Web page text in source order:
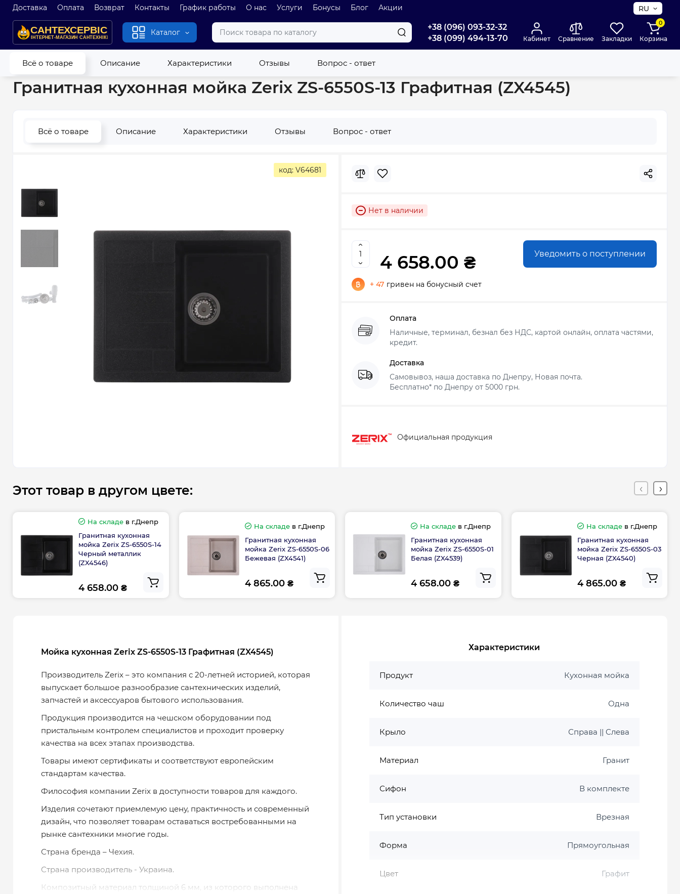
Доставка Оплата Возврат Контакты График работы О нас Услуги Бонусы Блог Акции RU
Каталог
+38 (096) 093-32-32
+38 (099) 494-13-70
Кабинет Сравнение Закладки
0
Корзина
Всё о товаре Описание Характеристики Отзывы Вопрос - ответ
Главная Кухонные мойки Гранитные и кварцевые мойки Гранитная кухонная мойка Zerix ZS-6550S-13 Графитная (ZX4545)
Гранитная кухонная мойка Zerix ZS-6550S-13 Графитная (ZX4545)
Всё о товаре Описание Характеристики Отзывы Вопрос - ответ
код: V64681
Нет в наличии
4 658.00 ₴ Уведомить о поступлении
+ 47 гривен на бонусный счет
Оплата
Наличные, терминал, безнал без НДС, картой онлайн, оплата частями,
кредит.
Доставка
Самовывоз, наша доставка по Днепру, Новая почта.
Бесплатно* по Днепру от 5000 грн.
Официальная продукция
Этот товар в другом цвете:
На складе в г.Днепр
Гранитная кухонная
мойка Zerix ZS-6550S-14
Черный металлик
(ZX4546)
4 658.00 ₴
На складев г.Днепр
Гранитная кухонная
мойка Zerix ZS-6550S-06
Бежевая (ZX4541)
4 865.00 ₴
На складе в г.Днепр
Гранитная кухонная
мойка Zerix ZS-6550S-01
Белая (ZX4539)
4 658.00 ₴
На складев г.Днепр
Гранитная кухонная
мойка Zerix ZS-6550S-03
Черная (ZX4540)
4 865.00 ₴
Мойка кухонная Zerix ZS-6550S-13 Графитная (ZX4545)
Производитель Zerix – это компания с 20-летней историей, которая
выпускает большое разнообразие сантехнических изделий,
запчастей и аксессуаров бытового использования.
Продукция производится на чешском оборудовании под
пристальным контролем специалистов и проходит проверку
качества на всех этапах производства.
Товары имеют сертификаты и соответствуют европейским
стандартам качества.
Философия компании Zerix в доступности товаров для каждого.
Изделия сочетают приемлемую цену, практичность и современный
дизайн, что позволяет товарам оставаться востребованными на
рынке сантехники многие годы.
Страна бренда – Чехия.
Страна производитель - Украина.
Композитный материал толщиной 6 мм, из которого выполнена
Характеристики
Продукт Кухонная мойка
Количество чаш Одна
Крыло Справа || Cлева
Материал Гранит
Сифон В комплекте
Тип установки Врезная
Форма Прямоугольная
Цвет Графит